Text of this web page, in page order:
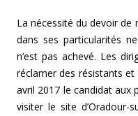
La nécessité du devoir
dans ses particularités
n’est pas achevé. Les
réclamer des résistants et
avril 2017 le candidat aux
visiter le site d’Oradour-